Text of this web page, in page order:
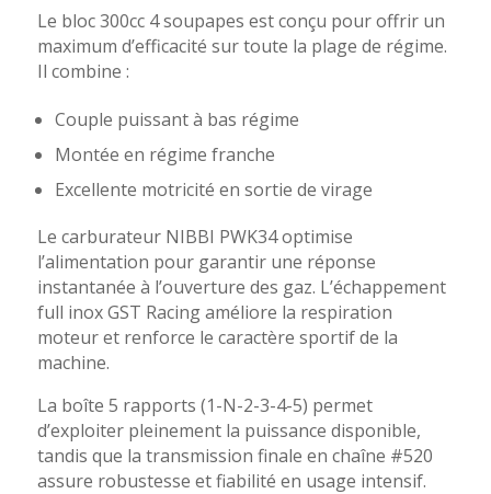
Le bloc 300cc 4 soupapes est conçu pour offrir un
maximum d’efficacité sur toute la plage de régime.
Il combine :
Couple puissant à bas régime
Montée en régime franche
Excellente motricité en sortie de virage
Le carburateur NIBBI PWK34 optimise
l’alimentation pour garantir une réponse
instantanée à l’ouverture des gaz. L’échappement
full inox GST Racing améliore la respiration
moteur et renforce le caractère sportif de la
machine.
La boîte 5 rapports (1-N-2-3-4-5) permet
d’exploiter pleinement la puissance disponible,
tandis que la transmission finale en chaîne #520
assure robustesse et fiabilité en usage intensif.